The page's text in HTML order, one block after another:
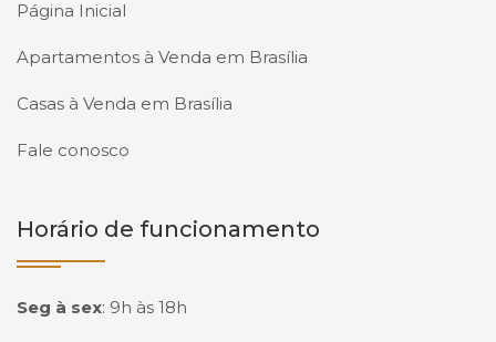
Página Inicial
Apartamentos à Venda em Brasília
Casas à Venda em Brasília
Fale conosco
Horário de funcionamento
Seg à sex: 9h às 18h